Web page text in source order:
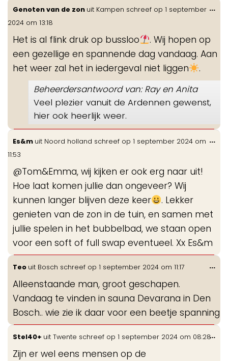
Genoten van de zon uit Kampen schreef op 1 september
2024 om 13:18
Het is al flink druk op bussloo
. Wij hopen op
een gezellige en spannende dag vandaag. Aan
het weer zal het in iedergeval niet liggen
.
Beheerdersantwoord van: Ray en Anita
Veel plezier vanuit de Ardennen gewenst,
hier ook heerlijk weer.
...
Es&m uit Noord holland schreef op 1 september 2024 om
11:53
@Tom&Emma, wij kijken er ook erg naar uit!
Hoe laat komen jullie dan ongeveer? Wij
kunnen langer blijven deze keer
. Lekker
genieten van de zon in de tuin, en samen met
jullie spelen in het bubbelbad, we staan open
voor een soft of full swap eventueel. Xx Es&m
...
Teo uit Bosch schreef op 1 september 2024 om 11:17
Alleenstaande man, groot geschapen.
Vandaag te vinden in sauna Devarana in Den
Bosch.. wie zie ik daar voor een beetje spanning
...
Stel40+ uit Twente schreef op 1 september 2024 om 08:28
Zijn er wel eens mensen op de
...